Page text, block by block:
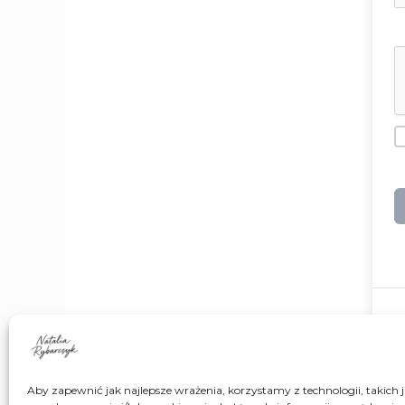
Aby zapewnić jak najlepsze wrażenia, korzystamy z technologii, takich